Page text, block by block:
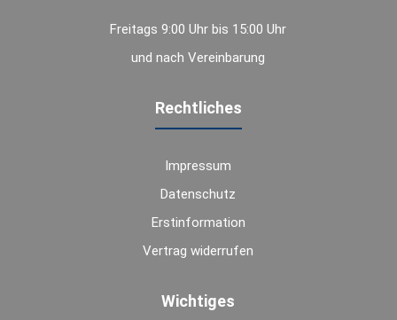
Freitags 9:00 Uhr bis 15:00 Uhr
und nach Vereinbarung
Rechtliches
Impressum
Datenschutz
Erstinformation
Vertrag widerrufen
Wichtiges